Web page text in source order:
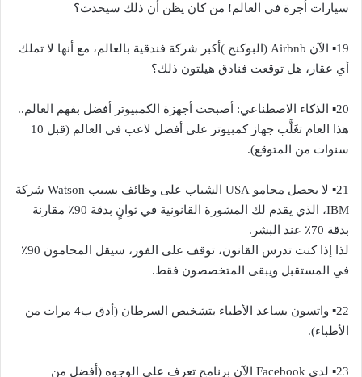
سيارات أجرة في العالم! من كان يظن أن ذلك سيحدث؟
19▪︎ الآن Airbnb (البوكنج )أكبر شركة فندقية بالعالم، مع أنها لا تملك
أي عقار، هل توقعت فنادق هيلتون ذلك؟
20▪︎ الذكاء الاصطناعي: أصبحت أجهزة الكمبيوتر أفضل بفهم العالم..
هذا العام تغَلَّب جهاز كمبيوتر على أفضل لاعب في العالم (قبل 10
سنوات من المتوقع).
21▪︎ لا يحصل محامو USA الشباب على وظائف بسبب Watson شركة
IBM، الذي يقدم لك المشورة القانونية في ثوانٍ بدقة 90٪ مقارنة
بدقة 70٪ عند البشر.
لذا إذا كنت تدرس القانون، توقف على الفور، سيقل المحامون 90٪
في المستقبل ويبقى المتخصصون فقط.
22▪︎ واتسون يساعد الأطباء بتشخيص السرطان (أدق ب4 مرات من
الأطباء).
23▪︎ لدى Facebook الآن برنامج تعرف على الوجوه (أفضل من